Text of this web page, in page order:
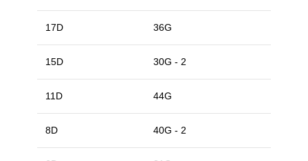
17D 36G
15D 30G - 2
11D 44G
8D 40G - 2